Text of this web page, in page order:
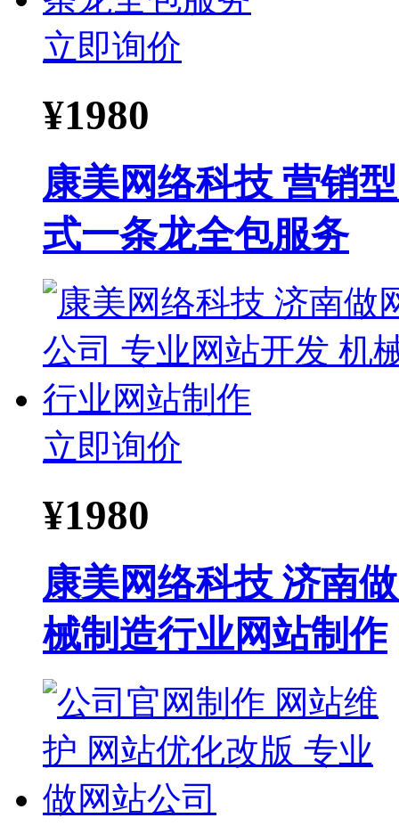
立即询价
¥1980
康美网络科技 营销
式一条龙全包服务
立即询价
¥1980
康美网络科技 济南
械制造行业网站制作